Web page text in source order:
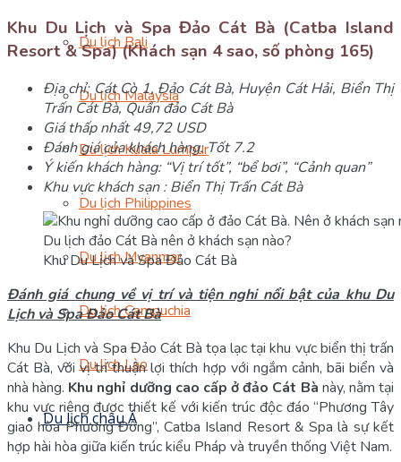
Du lịch Bali
Du lịch Malaysia
Du lịch Kuala Lumpur
Du lịch Philippines
Du lịch Myanmar
Du lịch Campuchia
Du lịch Lào
Du lịch châu Á
Khu Du Lịch và Spa Đảo Cát Bà (Catba Island
Resort & Spa) (Khách sạn 4 sao, số phòng 165)
Địa chỉ: Cát Cò 1, Đảo Cát Bà, Huyện Cát Hải, Biển Thị
Trấn Cát Bà, Quần đảo Cát Bà
Giá thấp nhất 49,72 USD
Đánh giá của khách hàng: Tốt 7.2
Ý kiến khách hàng: “Vị trí tốt”, “bể bơi”, “Cảnh quan”
Khu vực khách sạn : Biển Thị Trấn Cát Bà
Khu Du Lịch và Spa Đảo Cát Bà
Đánh giá chung về vị trí và tiện nghi nổi bật của khu Du
Lịch và Spa Đảo Cát Bà
Khu Du Lịch và Spa Đảo Cát Bà tọa lạc tại khu vực biển thị trấn
Cát Bà, với vị trí thuận lợi thích hợp với ngắm cảnh, bãi biển và
nhà hàng. Khu nghỉ dưỡng cao cấp ở đảo Cát Bà này, nằm tại
khu vực riêng được thiết kế với kiến trúc độc đáo “Phương Tây
giao hòa Phương Đông”, Catba Island Resort & Spa là sự kết
hợp hài hòa giữa kiến trúc kiểu Pháp và truyền thống Việt Nam.